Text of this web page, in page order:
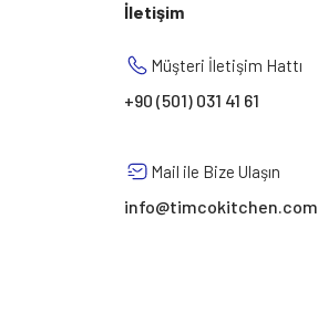
İletişim
Müşteri İletişim Hattı
+90 (501) 031 41 61
Mail ile Bize Ulaşın
info@timcokitchen.com